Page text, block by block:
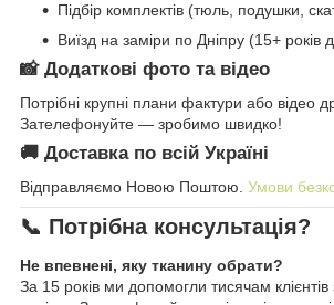
Підбір комплектів (тюль, подушки,
Виїзд на заміри по Дніпру (15+ років
📸 Додаткові фото та відео
Потрібні крупні плани фактури або відео
Зателефонуйте — зробимо швидко!
🚚 Доставка по всій Україні
Відправляємо Новою Поштою. Умови
📞 Потрібна консультація?
Не впевнені, яку тканину обрати?
За 15 років ми допомогли тисячам клієнтів